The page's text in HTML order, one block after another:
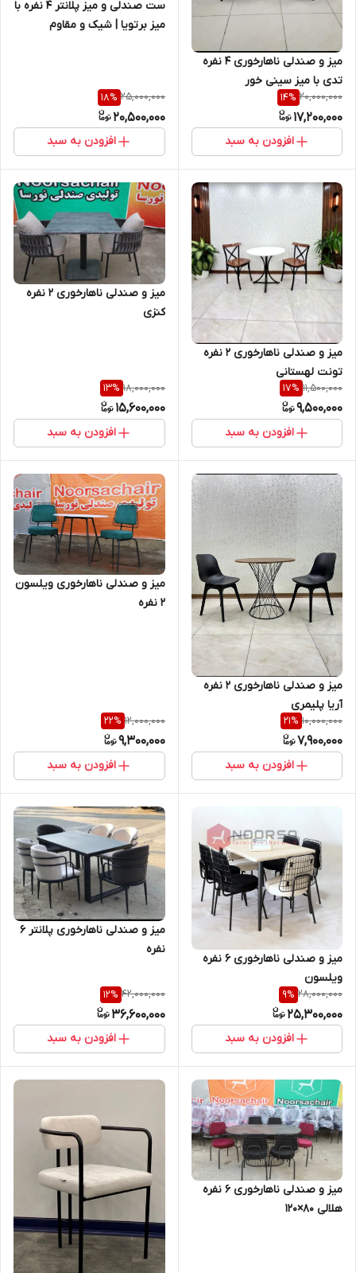
میز و صندلی ناهارخوری ۴ نفره
تدی با میز سینی خور
20,000,000
14%
17,200,000
افزودن به سبد
ست صندلی و میز پلانتر ۴ نفره با
میز برتویا | شیک و مقاوم
25,000,000
18%
20,500,000
افزودن به سبد
میز و صندلی ناهارخوری ۲ نفره
تونت لهستانی
11,500,000
17%
9,500,000
افزودن به سبد
میز و صندلی ناهارخوری 2 نفره
کنزی
18,000,000
13%
15,600,000
افزودن به سبد
میز و صندلی ناهارخوری ۲ نفره
آریا پلیمری
10,000,000
21%
7,900,000
افزودن به سبد
میز و صندلی ناهارخوری ویلسون
2 نفره
12,000,000
22%
9,300,000
افزودن به سبد
میز و صندلی ناهارخوری 6 نفره
ویلسون
28,000,000
9%
25,300,000
افزودن به سبد
میز و صندلی ناهارخوری پلانتر ۶
نفره
42,000,000
12%
36,600,000
افزودن به سبد
میز و صندلی ناهارخوری ۶ نفره
هلالی ۸۰×۱۲۰